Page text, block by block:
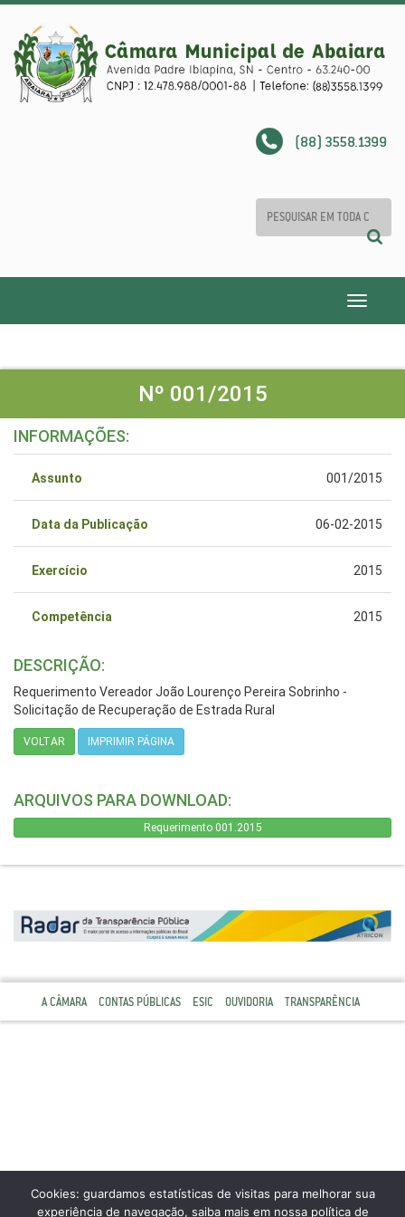
(88) 3558.1399
Toggle
Nº 001/2015
INFORMAÇÕES:
Assunto 001/2015
Data da Publicação 06-02-2015
Exercício 2015
Competência 2015
DESCRIÇÃO:
Requerimento Vereador João Lourenço Pereira Sobrinho -
Solicitação de Recuperação de Estrada Rural
VOLTAR IMPRIMIR PÁGINA
ARQUIVOS PARA DOWNLOAD:
Requerimento 001.2015
A CÂMARA CONTAS PÚBLICAS ESIC OUVIDORIA TRANSPARÊNCIA
Cookies: guardamos estatísticas de visitas para melhorar sua
experiência de navegação, saiba mais em nossa política de